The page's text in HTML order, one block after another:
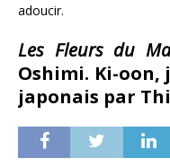
adoucir.
Les Fleurs du
Oshimi. Ki-oon,
japonais par